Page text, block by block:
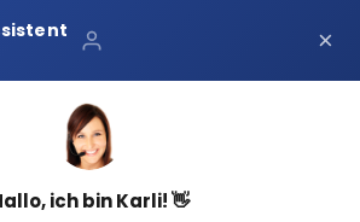
Über uns
Schnelle Lieferung
4.8(73 Bewertungen)
×
×
ich bin Karli! 👋